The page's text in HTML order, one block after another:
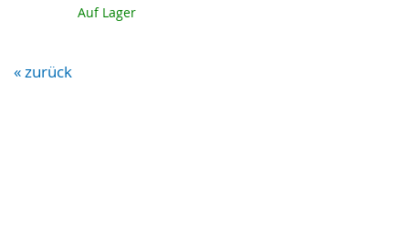
Auf Lager
« zurück